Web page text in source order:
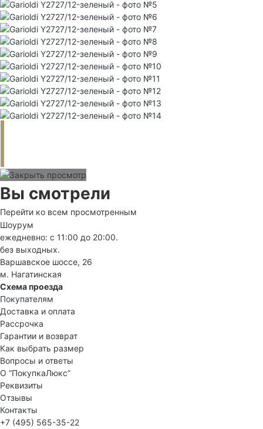
Вы смотрели
Перейти ко всем просмотренным
Шоурум
ежедневно: с 11:00 до 20:00.
без выходных.
Варшавское шоссе, 26
м. Нагатинская
Схема проезда
Покупателям
Доставка и оплата
Рассрочка
Гарантии и возврат
Как выбрать размер
Вопросы и ответы
О “ПокупкаЛюкс”
Реквизиты
Отзывы
Контакты
+7 (495) 565-35-22